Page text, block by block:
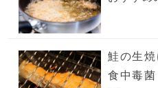
鮭の生
食中毒